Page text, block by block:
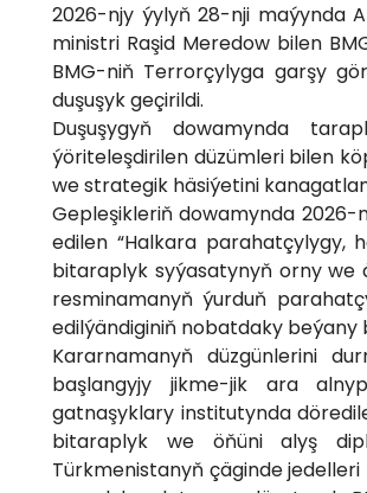
2026-njy ýylyň 28-nji maýynda
ministri Raşid Meredow bilen
BMG-niň Terrorçylyga garşy
duşuşyk geçirildi.
Duşuşygyň dowamynda
ýöriteleşdirilen düzümleri bilen
we strategik häsiýetini
Gepleşikleriň dowamynda
edilen “Halkara parahatçylygy,
bitaraplyk syýasatynyň orny we
resminamanyň ýurduň
edilýändiginiň nobatdaky beýany
Kararnamanyň düzgünlerini
başlangyjy jikme-jik ara
gatnaşyklary institutynda
bitaraplyk we öňüni alyş
Türkmenistanyň çäginde